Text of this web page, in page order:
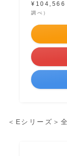
¥104,566
調べ）
＜Eシリーズ＞